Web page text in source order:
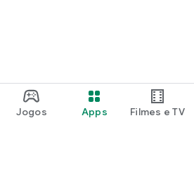
Jogos Apps Filmes e TV